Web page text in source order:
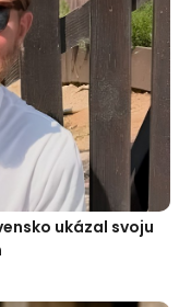
ukázal svoju